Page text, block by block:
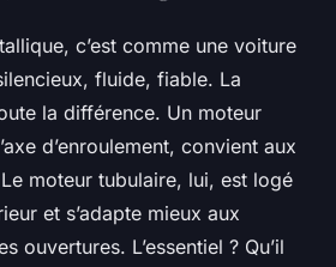
c’est comme une voiture
fluide, fiable. La
la différence. Un moteur
d’enroulement, convient aux
moteur tubulaire, lui, est logé
et s’adapte mieux aux
ouvertures. L’essentiel ? Qu’il